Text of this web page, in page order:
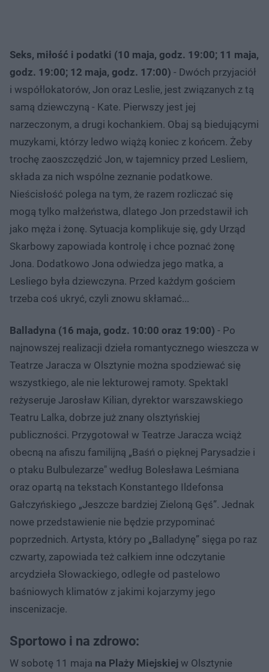
Seks, miłość i podatki (10 maja, godz. 19:00; 11 maja,
godz. 19:00; 12 maja, godz. 17:00) - Dwóch przyjaciół
i współlokatorów, Jon oraz Leslie, jest związanych z tą
samą dziewczyną - Kate. Pierwszy jest jej
narzeczonym, a drugi kochankiem. Obaj są biedującymi
muzykami, którzy ledwo wiążą koniec z końcem. Żeby
trochę zaoszczędzić Jon, w tajemnicy przed Lesliem,
składa za nich wspólne zeznanie podatkowe.
Nieścisłość polega na tym, że razem rozliczać się
mogą tylko małżeństwa, dlatego Jon przedstawił ich
jako męża i żonę. Sytuacja komplikuje się, gdy Urząd
Skarbowy zapowiada kontrolę i chce poznać żonę
Jona. Dodatkowo Jona odwiedza jego matka, a
Lesliego była dziewczyna. Przed każdym gościem
trzeba coś ukryć, czyli znowu skłamać...
Balladyna (16 maja, godz. 10:00 oraz 19:00) - Po
najnowszej realizacji dzieła romantycznego wieszcza w
Teatrze Jaracza w Olsztynie można spodziewać się
wszystkiego, ale nie lekturowej ramoty. Spektakl
reżyseruje Jarosław Kilian, dyrektor warszawskiego
Teatru Lalka, dobrze już znany olsztyńskiej
publiczności. Przygotował w Teatrze Jaracza wciąż
obecną na afiszu familijną „Baśń o pięknej Parysadzie i
o ptaku Bulbulezarze" według Bolesława Leśmiana
oraz opartą na tekstach Konstantego Ildefonsa
Gałczyńskiego „Jeszcze bardziej Zieloną Gęś”. Jednak
nowe przedstawienie nie będzie przypominać
poprzednich. Artysta, który po „Balladynę” sięga po raz
czwarty, zapowiada też całkiem inne odczytanie
arcydzieła Słowackiego, odległe od pastelowo
baśniowych klimatów z jakimi kojarzymy jego
inscenizacje.
Sportowo i na zdrowo:
W sobotę 11 maja na Plaży Miejskiej w Olsztynie